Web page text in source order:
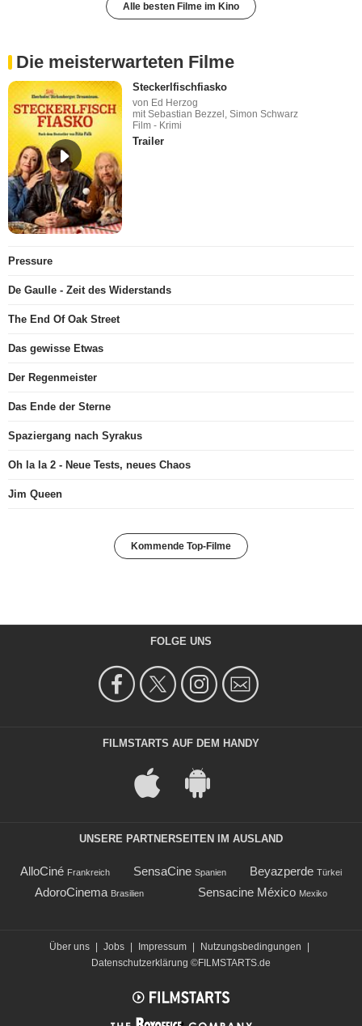
Alle besten Filme im Kino
Die meisterwarteten Filme
Steckerlfischfiasko
von Ed Herzog
mit Sebastian Bezzel, Simon Schwarz
Film - Krimi
Trailer
Pressure
De Gaulle - Zeit des Widerstands
The End Of Oak Street
Das gewisse Etwas
Der Regenmeister
Das Ende der Sterne
Spaziergang nach Syrakus
Oh la la 2 - Neue Tests, neues Chaos
Jim Queen
Kommende Top-Filme
FOLGE UNS
FILMSTARTS AUF DEM HANDY
UNSERE PARTNERSEITEN IM AUSLAND
AlloCiné Frankreich SensaCine Spanien Beyazperde Türkei
AdoroCinema Brasilien Sensacine México Mexiko
Über uns | Jobs | Impressum | Nutzungsbedingungen
|
Datenschutzerklärung ©FILMSTARTS.de